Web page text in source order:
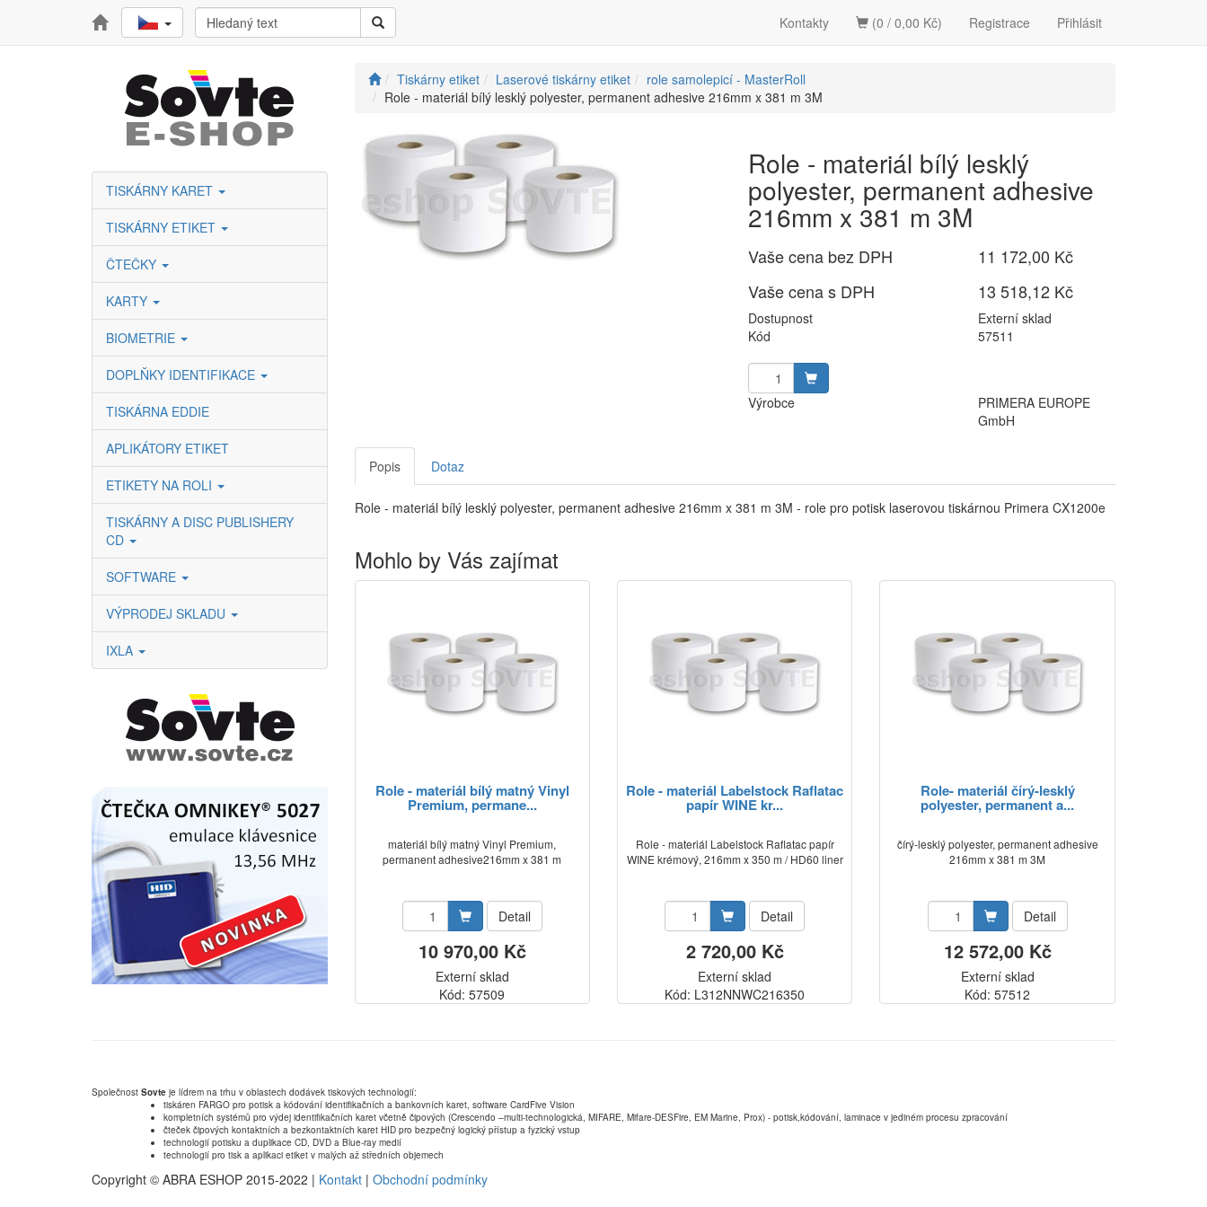
Registrace Přihlásit
Kontakty (0 / 0,00 Kč)
TISKÁRNY KARET
TISKÁRNY ETIKET
ČTEČKY
KARTY
BIOMETRIE
DOPLŇKY IDENTIFIKACE
TISKÁRNA EDDIE
APLIKÁTORY ETIKET
ETIKETY NA ROLI
TISKÁRNY A DISC PUBLISHERY
CD
SOFTWARE
VÝPRODEJ SKLADU
IXLA
Tiskárny etiket Laserové tiskárny etiket
role samolepicí - MasterRoll
Role - materiál bílý lesklý polyester, permanent adhesive 216mm x 381 m 3M
Role - materiál bílý lesklý
polyester, permanent adhesive
216mm x 381 m 3M
Vaše cena bez DPH
11 172,00 Kč
Vaše cena s DPH
13 518,12 Kč
Dostupnost
Externí sklad
Kód
57511
Výrobce
PRIMERA EUROPE
GmbH
Popis Dotaz
Role - materiál bílý lesklý polyester, permanent adhesive 216mm x 381 m 3M - role pro potisk laserovou tiskárnou Primera CX1200e
Mohlo by Vás zajímat
Role - materiál bílý matný Vinyl
Premium, permane...
materiál bílý matný Vinyl Premium,
permanent adhesive216mm x 381 m
Detail
10 970,00 Kč
Externí sklad
Kód: 57509
Role - materiál Labelstock Raflatac
papír WINE kr...
Role - materiál Labelstock Raflatac papír
WINE krémový, 216mm x 350 m / HD60 liner
Detail
2 720,00 Kč
Externí sklad
Kód: L312NNWC216350
Role- materiál čírý-lesklý
polyester, permanent a...
čírý-lesklý polyester, permanent adhesive
216mm x 381 m 3M
Detail
12 572,00 Kč
Externí sklad
Kód: 57512
Společnost Sovte je lídrem na trhu v oblastech dodávek tiskových technologií:
tiskáren FARGO pro potisk a kódování identifikačních a bankovních karet, software CardFive Vision
kompletních systémů pro výdej identifikačních karet včetně čipových (Crescendo –multi-technologická, MIFARE, Mifare-DESFire, EM Marine, Prox) - potisk,kódování, laminace v jediném procesu zpracování
čteček čipových kontaktních a bezkontaktních karet HID pro bezpečný logický přístup a fyzický vstup
technologií potisku a duplikace CD, DVD a Blue-ray medií
technologií pro tisk a aplikaci etiket v malých až středních objemech
Copyright © ABRA ESHOP 2015-2022 | Kontakt | Obchodní podmínky